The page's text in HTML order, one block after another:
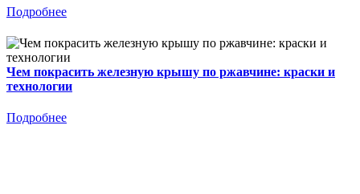
Подробнее
Чем покрасить железную крышу по ржавчине: краски и
технологии
Подробнее